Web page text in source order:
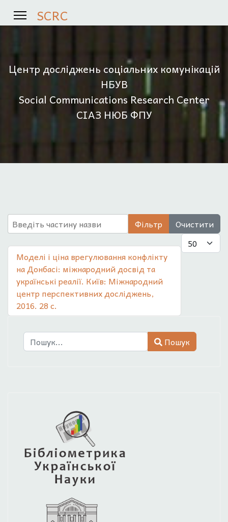
SCRC
Центр досліджень соціальних комунікацій
НБУВ
Social Communications Research Center
СІАЗ НЮБ ФПУ
Введіть частину назви Фільтр
Очистити
Показувати
Моделі і ціна врегулювання конфлікту
на Донбасі: міжнародний досвід та
українські реалії. Київ: Міжнародний
центр перспективних досліджень,
2016. 28 с.
Пошук
Пошук